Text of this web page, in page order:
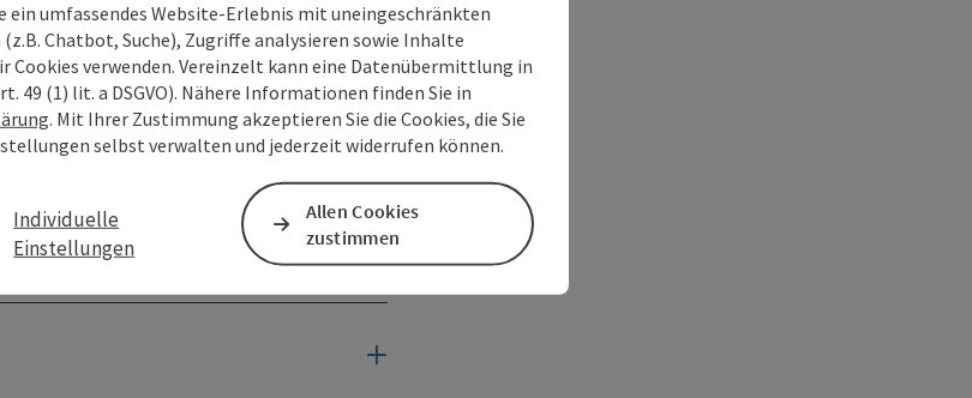
ein umfassendes Website-Erlebnis mit uneingeschränkten
Chatbot, Suche), Zugriffe analysieren sowie Inhalte
Cookies verwenden. Vereinzelt kann eine Datenübermittlung in
49 (1) lit. a DSGVO). Nähere Informationen finden Sie in
. Mit Ihrer Zustimmung akzeptieren Sie die Cookies, die Sie
selbst verwalten und jederzeit widerrufen können.
Individuelle
Einstellungen
Allen Cookies
zustimmen